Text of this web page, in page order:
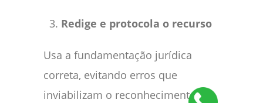
Redige e protocola o recurso
Usa a fundamentação jurídica
correta, evitando erros que
inviabilizam o reconhecimento do